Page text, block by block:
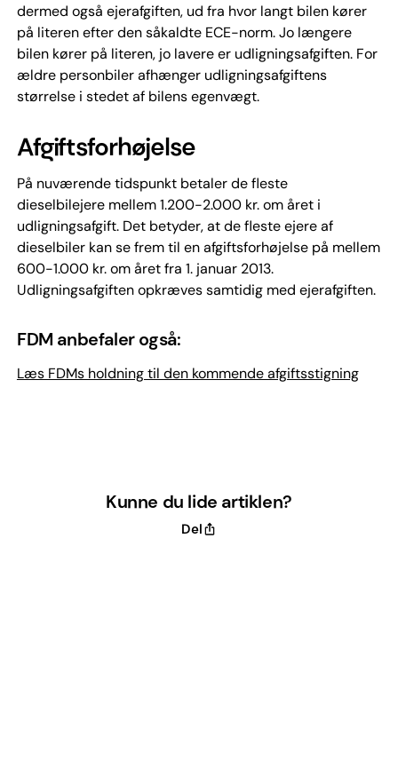
dermed også ejerafgiften, ud fra hvor langt bilen kører
på literen efter den såkaldte ECE-norm. Jo længere
bilen kører på literen, jo lavere er udligningsafgiften. For
ældre personbiler afhænger udligningsafgiftens
størrelse i stedet af bilens egenvægt.
Afgiftsforhøjelse
På nuværende tidspunkt betaler de fleste
dieselbilejere mellem 1.200-2.000 kr. om året i
udligningsafgift. Det betyder, at de fleste ejere af
dieselbiler kan se frem til en afgiftsforhøjelse på mellem
600-1.000 kr. om året fra 1. januar 2013.
Udligningsafgiften opkræves samtidig med ejerafgiften.
FDM anbefaler også:
Læs FDMs holdning til den kommende afgiftsstigning
Kunne du lide artiklen?
Del